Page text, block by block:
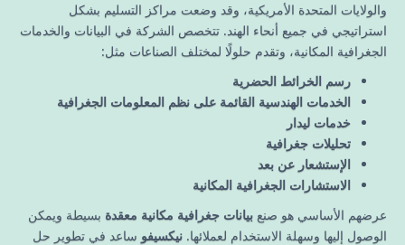
والولايات المتحدة الأمريكية، وقد وضعت مراكز التسليم بشكل
استراتيجي في جميع أنحاء الهند. تتخصص الشركة في البيانات والخدمات
الجغرافية المكانية، وتقدم حلولًا لمختلف الصناعات مثل:
رسم الخرائط الحضرية
الخدمات الهندسية القائمة على نظم المعلومات الجغرافية
خدمات ليدار
تحليلات جغرافية
الإستشعار عن بعد
الاستشارات الجغرافية المكانية
عرضهم الأساسي هو صنع بيانات جغرافية مكانية معقدة بسيطة ويمكن
الوصول إليها وسهلة الاستخدام لعملائها. نيكسيفو ساعد في تطوير حل